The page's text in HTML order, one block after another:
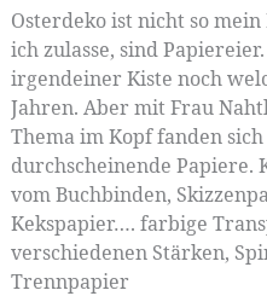
Osterdeko ist nicht so mein
ich zulasse, sind
irgendeiner Kiste noch
Jahren. Aber mit Frau
Thema im Kopf fanden
durchscheinende Papiere.
vom Buchbinden,
Kekspapier…. farbige
verschiedenen Stärken,
Trennpapier